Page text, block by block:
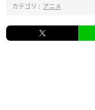
カテゴリ : アニメ